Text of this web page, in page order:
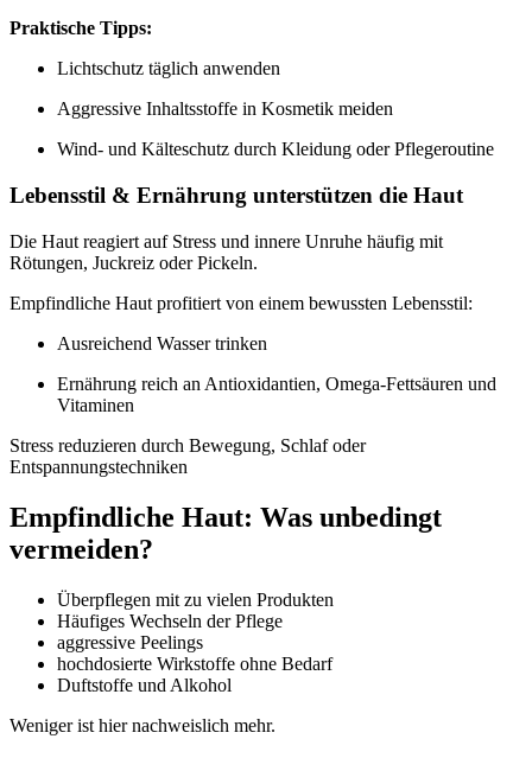
Praktische Tipps:
Lichtschutz täglich anwenden
Aggressive Inhaltsstoffe in Kosmetik meiden
Wind- und Kälteschutz durch Kleidung oder Pflegeroutine
Lebensstil & Ernährung unterstützen die Haut
Die Haut reagiert auf Stress und innere Unruhe häufig mit
Rötungen, Juckreiz oder Pickeln.
Empfindliche Haut profitiert von einem bewussten Lebensstil:
Ausreichend Wasser trinken
Ernährung reich an Antioxidantien, Omega-Fettsäuren und
Vitaminen
Stress reduzieren durch Bewegung, Schlaf oder
Entspannungstechniken
Empfindliche Haut: Was unbedingt
vermeiden?
Überpflegen mit zu vielen Produkten
Häufiges Wechseln der Pflege
aggressive Peelings
hochdosierte Wirkstoffe ohne Bedarf
Duftstoffe und Alkohol
Weniger ist hier nachweislich mehr.